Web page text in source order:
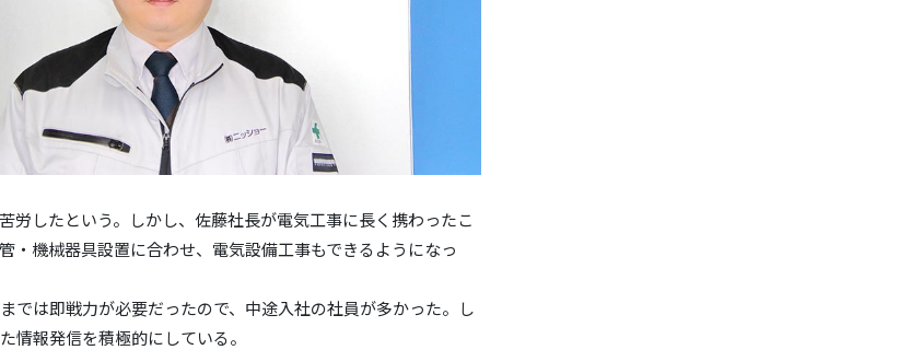
したという。しかし、佐藤社長が電気工事に長く携わったこ
・機械器具設置に合わせ、電気設備工事もできるようになっ
は即戦力が必要だったので、中途入社の社員が多かった。し
情報発信を積極的にしている。